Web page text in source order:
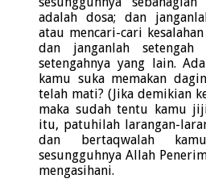
adalah dosa; dan
atau mencari-cari
dan janganlah setengah
setengahnya yang lain.
kamu suka memakan
telah mati? (Jika demikian
maka sudah tentu kamu
itu, patuhilah larangan-
dan bertaqwalah
sesungguhnya Allah
mengasihani.